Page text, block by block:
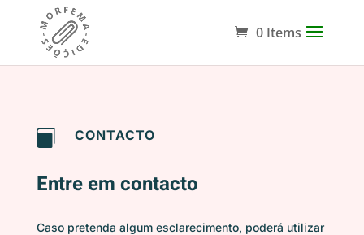
0 Items
 CONTACTO
Entre em contacto
Caso pretenda algum esclarecimento, poderá utilizar